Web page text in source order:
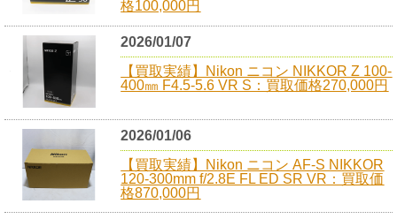
格100,000円
2026/01/07
【買取実績】Nikon ニコン NIKKOR Z 100-
400㎜ F4.5-5.6 VR S：買取価格270,000円
2026/01/06
【買取実績】Nikon ニコン AF-S NIKKOR
120-300mm f/2.8E FL ED SR VR：買取価
格870,000円